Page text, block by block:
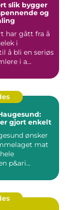
og
har gått fra å
i
å bli en seriøs
i a...
gjort enkelt
ønsker
mat
p&ari...